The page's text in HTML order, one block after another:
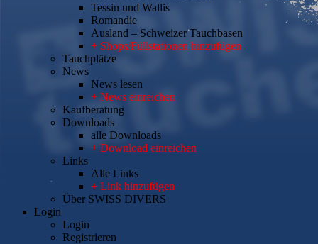
Tessin und Wallis
Romandie
Ausland – Schweizer Tauchbasen
+ Shops/Füllstationen hinzufügen
Tauchplätze
News
News lesen
+ News einreichen
Kaufberatung
Downloads
alle Downloads
+ Download einreichen
Links
Alle Links
+ Link hinzufügen
Über SWISS DIVERS
Login
Login
Registrieren